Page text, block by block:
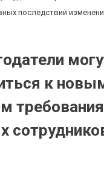
последствий
к